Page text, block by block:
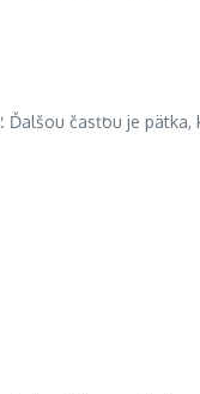
časťou je pätka,